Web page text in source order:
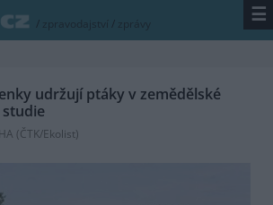
/ zpravodajství / zprávy ☰
udržují ptáky v zemědělské
studie
(ČTK/Ekolist)